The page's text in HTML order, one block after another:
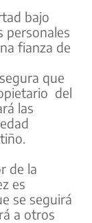
bajo
personales
fianza de
que
del
las
de la
es
se seguirá
a otros